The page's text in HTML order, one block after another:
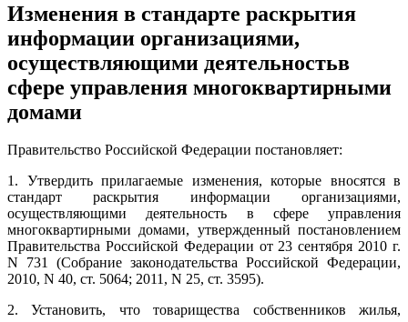
Изменения в стандарте раскрытия
информации организациями,
осуществляющими деятельностьв
сфере управления многоквартирными
домами
Правительство Российской Федерации постановляет:
1. Утвердить прилагаемые изменения, которые вносятся в
стандарт раскрытия информации организациями,
осуществляющими деятельность в сфере управления
многоквартирными домами, утвержденный постановлением
Правительства Российской Федерации от 23 сентября 2010 г.
N 731 (Собрание законодательства Российской Федерации,
2010, N 40, ст. 5064; 2011, N 25, ст. 3595).
2. Установить, что товарищества собственников жилья,